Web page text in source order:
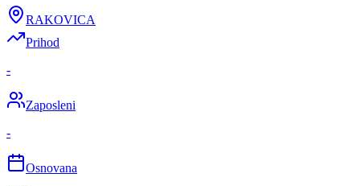
RAKOVICA
Prihod
-
Zaposleni
-
Osnovana